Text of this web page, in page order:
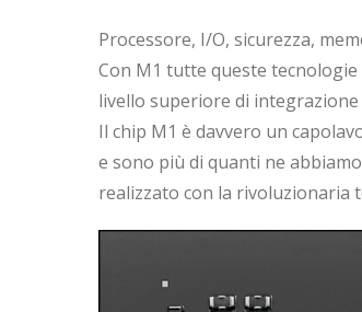
Processore, I/O, sicurezza,
Con M1 tutte queste
livello superiore di
Il chip M1 è davvero un
e sono più di quanti ne
realizzato con la rivoluzionaria